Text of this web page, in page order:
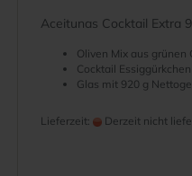
Aceitunas Cocktail Extra
Oliven Mix aus grünen
Cocktail
Glas mit 920 g
Lieferzeit: Derzeit nicht